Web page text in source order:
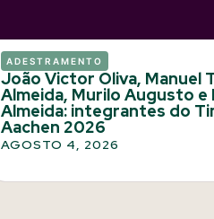
ADESTRAMENTO
João Victor Oliva, Manuel
Almeida, Murilo Augusto e
Almeida: integrantes do
Aachen 2026
AGOSTO 4, 2026